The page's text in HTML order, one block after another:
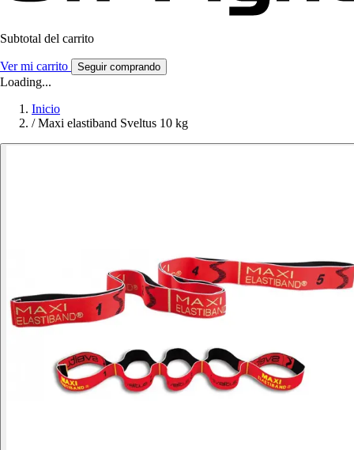
Subtotal del carrito
Ver mi carrito Seguir comprando
Loading...
Inicio
/ Maxi elastiband Sveltus 10 kg